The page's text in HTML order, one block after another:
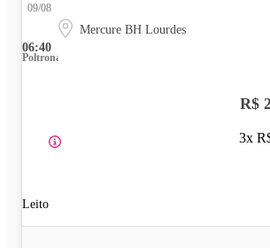
06:40
09/08
Mercure BH Lourdes
Poltrona
Leito
R$
3x